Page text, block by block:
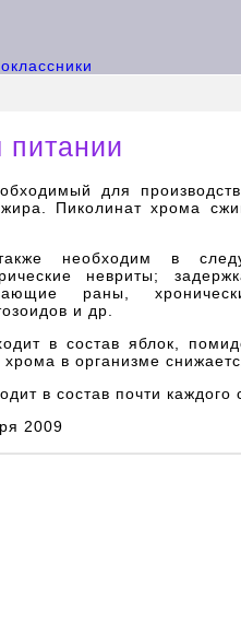
для
Пиколинат хрома
необходим в
невриты;
раны,
и др.
в состав яблок,
хрома в организме
в состав почти каждого
2009